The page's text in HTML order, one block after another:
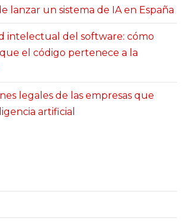
lanzar un sistema de IA en España
intelectual del software: cómo
el código pertenece a la
legales de las empresas que
artificial